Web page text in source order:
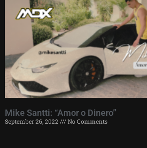
Mike Santti: “Amor o Dinero”
September 26, 2022 No Comments